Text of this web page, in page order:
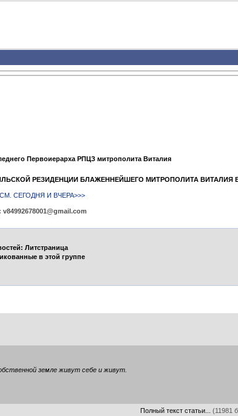
Первоиерарха РПЦЗ митрополита Виталия
РЕЗИДЕНЦИИ БЛАЖЕННЕЙШЕГО МИТРОПОЛИТА
СМ. СЕГОДНЯ И ВЧЕРА>>>
Литстраница
в этой группе
земле живут себе и живут.
Полный текст статьи... (11981